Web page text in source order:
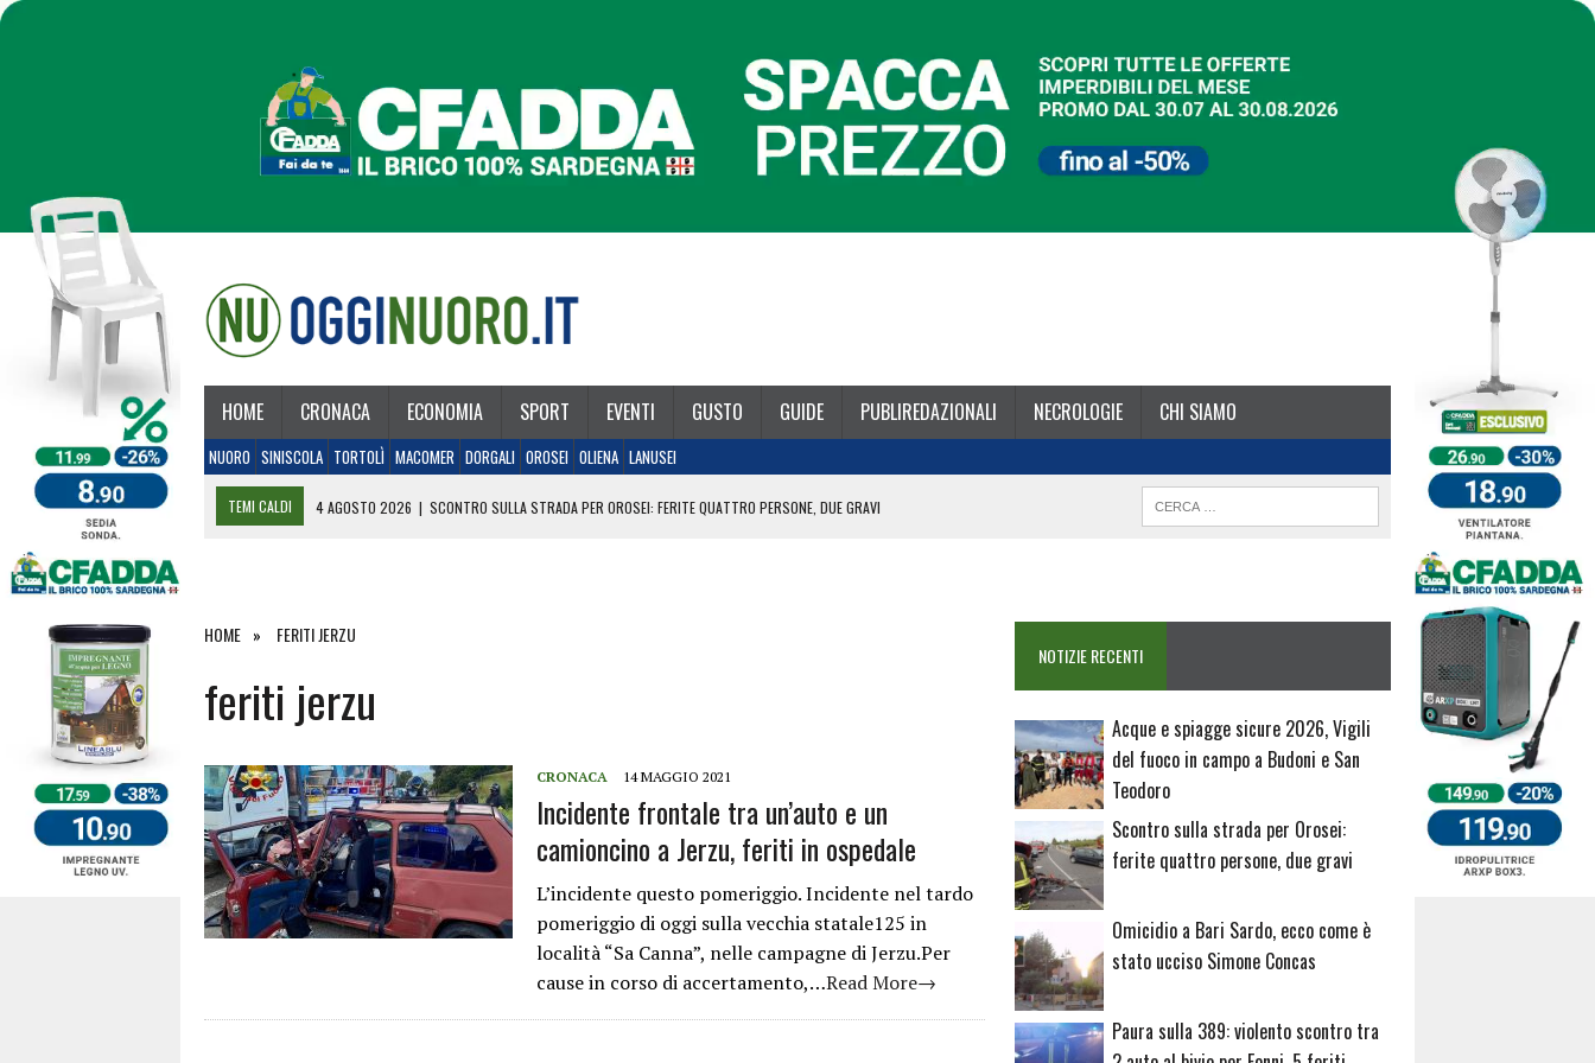
HOME CRONACA ECONOMIA SPORT EVENTI GUSTO GUIDE PUBLIREDAZIONALI NECROLOGIE CHI SIAMO
NUORO SINISCOLA TORTOLÌ MACOMER DORGALI OROSEI OLIENA LANUSEI
TEMI CALDI 4 AGOSTO 2026 | SCONTRO SULLA STRADA PER OROSEI: FERITE QUATTRO PERSONE, DUE GRAVI
25 LUGLIO 2026 | OSIDDA, I CARABINIERI INCONTRANO I CITTADINI: FOCUS SULLE TRUFFE
HOME FERITI JERZU
feriti jerzu
CRONACA 14 MAGGIO 2021
Incidente frontale tra un’auto e un
camioncino a Jerzu, feriti in ospedale
L’incidente questo pomeriggio. Incidente nel tardo
pomeriggio di oggi sulla vecchia statale125 in
località “Sa Canna”, nelle campagne di Jerzu.Per
cause in corso di accertamento,…Read More→
NOTIZIE RECENTI
Acque e spiagge sicure 2026, Vigili
del fuoco in campo a Budoni e San
Teodoro
Scontro sulla strada per Orosei:
ferite quattro persone, due gravi
Omicidio a Bari Sardo, ecco come è
stato ucciso Simone Concas
Paura sulla 389: violento scontro tra